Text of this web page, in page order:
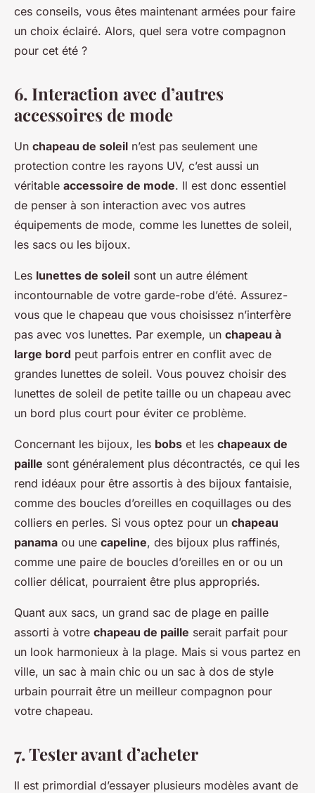
ces conseils, vous êtes maintenant armées pour faire
un choix éclairé. Alors, quel sera votre compagnon
pour cet été ?
6. Interaction avec d’autres
accessoires de mode
Un chapeau de soleil n’est pas seulement une
protection contre les rayons UV, c’est aussi un
véritable accessoire de mode. Il est donc essentiel
de penser à son interaction avec vos autres
équipements de mode, comme les lunettes de soleil,
les sacs ou les bijoux.
Les lunettes de soleil sont un autre élément
incontournable de votre garde-robe d’été. Assurez-
vous que le chapeau que vous choisissez n’interfère
pas avec vos lunettes. Par exemple, un chapeau à
large bord peut parfois entrer en conflit avec de
grandes lunettes de soleil. Vous pouvez choisir des
lunettes de soleil de petite taille ou un chapeau avec
un bord plus court pour éviter ce problème.
Concernant les bijoux, les bobs et les chapeaux de
paille sont généralement plus décontractés, ce qui les
rend idéaux pour être assortis à des bijoux fantaisie,
comme des boucles d’oreilles en coquillages ou des
colliers en perles. Si vous optez pour un chapeau
panama ou une capeline, des bijoux plus raffinés,
comme une paire de boucles d’oreilles en or ou un
collier délicat, pourraient être plus appropriés.
Quant aux sacs, un grand sac de plage en paille
assorti à votre chapeau de paille serait parfait pour
un look harmonieux à la plage. Mais si vous partez en
ville, un sac à main chic ou un sac à dos de style
urbain pourrait être un meilleur compagnon pour
votre chapeau.
7. Tester avant d’acheter
Il est primordial d’essayer plusieurs modèles avant de